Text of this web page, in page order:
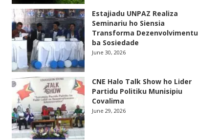
Estajiadu UNPAZ Realiza
Seminariu ho Siensia
Transforma Dezenvolvimentu
ba Sosiedade
June 30, 2026
CNE Halo Talk Show ho Lider
Partidu Politiku Munisipiu
Covalima
June 29, 2026